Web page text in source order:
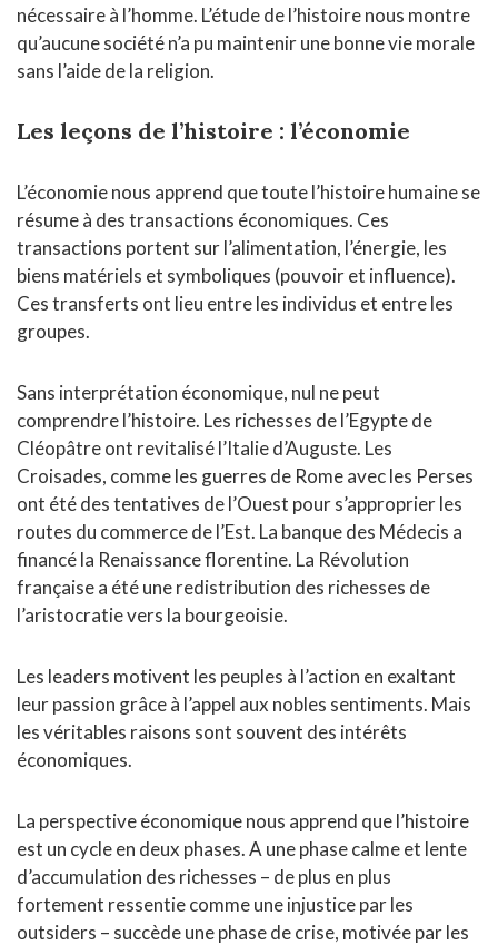
nécessaire à l’homme. L’étude de l’histoire nous montre
qu’aucune société n’a pu maintenir une bonne vie morale
sans l’aide de la religion.
Les leçons de l’histoire : l’économie
L’économie nous apprend que toute l’histoire humaine se
résume à des transactions économiques. Ces
transactions portent sur l’alimentation, l’énergie, les
biens matériels et symboliques (pouvoir et influence).
Ces transferts ont lieu entre les individus et entre les
groupes.
Sans interprétation économique, nul ne peut
comprendre l’histoire. Les richesses de l’Egypte de
Cléopâtre ont revitalisé l’Italie d’Auguste. Les
Croisades, comme les guerres de Rome avec les Perses
ont été des tentatives de l’Ouest pour s’approprier les
routes du commerce de l’Est. La banque des Médecis a
financé la Renaissance florentine. La Révolution
française a été une redistribution des richesses de
l’aristocratie vers la bourgeoisie.
Les leaders motivent les peuples à l’action en exaltant
leur passion grâce à l’appel aux nobles sentiments. Mais
les véritables raisons sont souvent des intérêts
économiques.
La perspective économique nous apprend que l’histoire
est un cycle en deux phases. A une phase calme et lente
d’accumulation des richesses – de plus en plus
fortement ressentie comme une injustice par les
outsiders – succède une phase de crise, motivée par les